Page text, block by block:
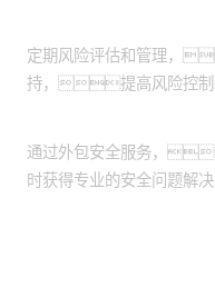
定期风险评估和管理，
持，提高风险控
通过外包安全服务，
时获得专业的安全问题